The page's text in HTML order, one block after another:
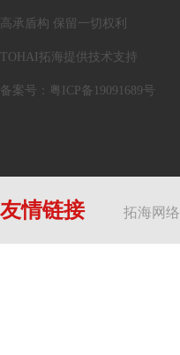
高承盾构 保留一切权利
TOHAI拓海提供技术支持
备案号： 粤ICP备19091689号
友情链接 拓海网络